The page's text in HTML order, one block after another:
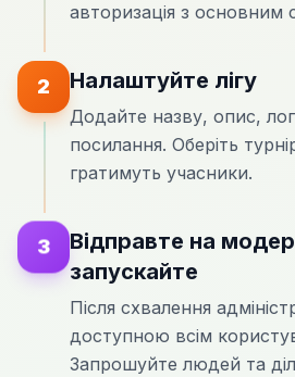
авторизація з основним
2 Налаштуйте лігу
Додайте назву, опис,
посилання. Оберіть
гратимуть учасники.
3
Відправте на
запускайте
Після схвалення
доступною всім
Запрошуйте людей та